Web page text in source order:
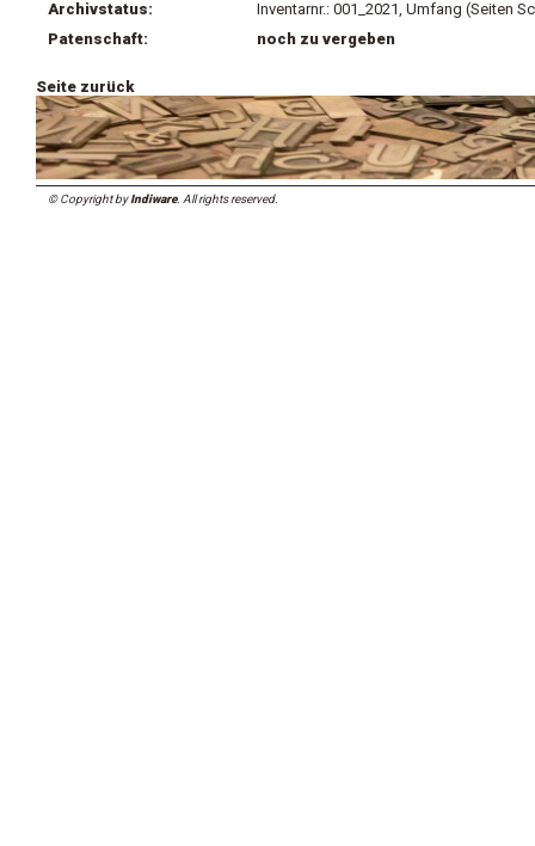
Archivstatus:
Inventarnr.: 001_2021, Umfang (Seiten
Patenschaft:
noch zu vergeben
Seite zurück
© Copyright byIndiware. All rights reserved.